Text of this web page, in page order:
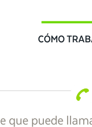
CÓMO
que puede